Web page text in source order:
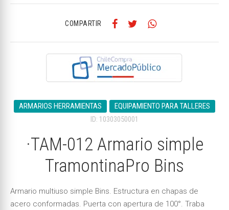
COMPARTIR
ARMARIOS HERRAMIENTAS
EQUIPAMIENTO PARA TALLERES
ID: 10303050001
·TAM-012 Armario simple
TramontinaPro Bins
Armario multiuso simple Bins. Estructura en chapas de
acero conformadas. Puerta con apertura de 100°. Traba